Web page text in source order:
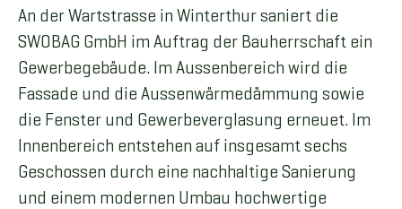
An der Wartstrasse in Winterthur saniert die
SWOBAG GmbH im Auftrag der Bauherrschaft ein
Gewerbegebäude. Im Aussenbereich wird die
Fassade und die Aussenwärmedämmung sowie
die Fenster und Gewerbeverglasung erneuet. Im
Innenbereich entstehen auf insgesamt sechs
Geschossen durch eine nachhaltige Sanierung
und einem modernen Umbau hochwertige